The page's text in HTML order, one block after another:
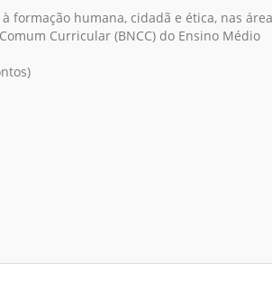
formação humana, cidadã e ética, nas
Curricular (BNCC) do Ensino Médio